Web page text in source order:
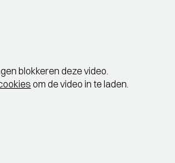
blokkeren deze video.
om de video in te laden.